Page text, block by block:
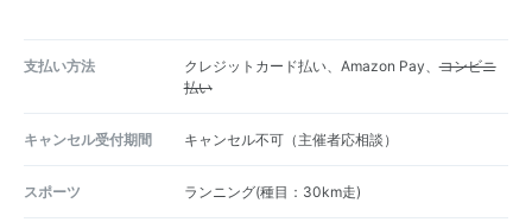
支払い方法 クレジットカード払い、Amazon Pay、コンビニ
払い
キャンセル受付期間 キャンセル不可（主催者応相談）
スポーツ ランニング(種目：30km走)